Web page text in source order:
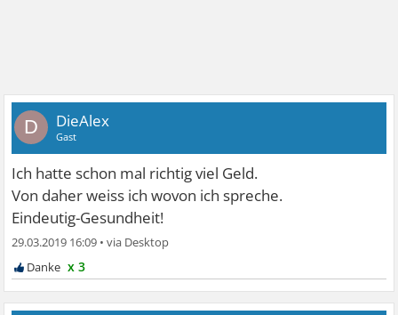
D DieAlex
Gast
Ich hatte schon mal richtig viel Geld.
Von daher weiss ich wovon ich spreche.
Eindeutig-Gesundheit!
29.03.2019 16:09 •
x 3